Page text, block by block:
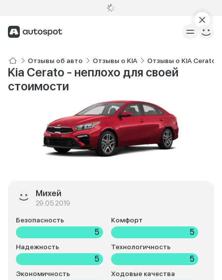
Отзывы об авто Отзывы о KIA Отзывы о KIA Cerato
Kia Cerato - неплохо для своей
стоимости
Михей
29.05.2019
Безопасность
5
Комфорт
5
Надежность
5
Технологичность
5
Экономичность Ходовые качества